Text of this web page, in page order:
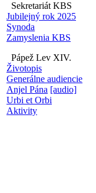
Sekretariát KBS
Jubilejný rok 2025
Synoda
Zamyslenia KBS
Pápež Lev XIV.
Životopis
Generálne audiencie
Anjel Pána [audio]
Urbi et Orbi
Aktivity